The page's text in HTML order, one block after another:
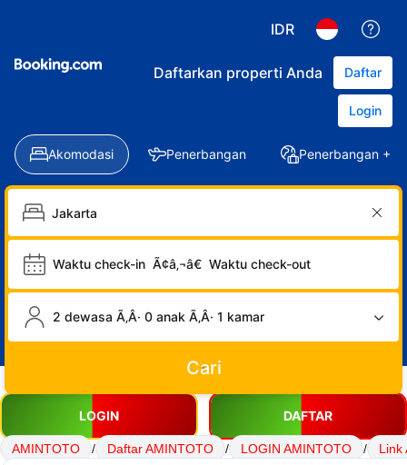
IDR
Daftarkan properti Anda Daftar
Login
Akomodasi Penerbangan Penerbangan +
Waktu check-in Ã¢â‚¬â€ Waktu check-out
2 dewasa Ã‚Â· 0 anak Ã‚Â· 1 kamar
Cari
LOGIN DAFTAR
AMINTOTO / Daftar AMINTOTO / LOGIN AMINTOTO /
Link